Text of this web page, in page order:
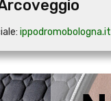
ippodromobologna.it